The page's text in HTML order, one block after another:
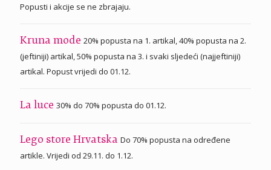
Popusti i akcije se ne zbrajaju.
Kruna mode 20% popusta na 1. artikal, 40% popusta na 2.
(jeftiniji) artikal, 50% popusta na 3. i svaki sljedeći (najjeftiniji)
artikal. Popust vrijedi do 01.12.
La luce 30% do 70% popusta do 01.12.
Lego store Hrvatska Do 70% popusta na određene
artikle. Vrijedi od 29.11. do 1.12.